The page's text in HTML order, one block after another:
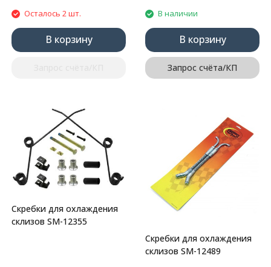
Осталось 2 шт.
В корзину
В наличии
В корзину
Запрос счёта/КП
Скребки для охлаждения
склизов SM-12355
Скребки для охлаждения
склизов SM-12489